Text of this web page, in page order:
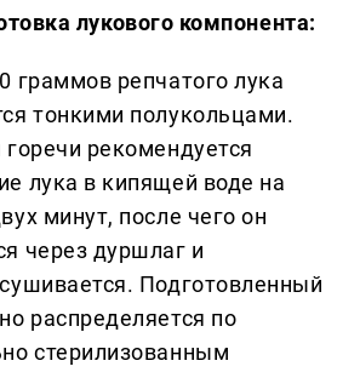
лукового компонента:
граммов репчатого лука
тонкими полукольцами.
рекомендуется
лука в кипящей воде на
минут, после чего он
через дуршлаг и
Подготовленный
распределяется по
стерилизованным